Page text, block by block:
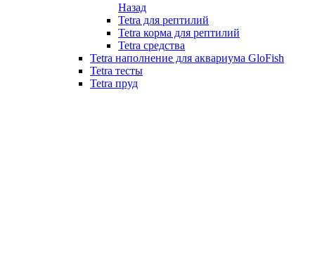
Назад
Tetra для рептилий
Tetra корма для рептилий
Tetra средства
Tetra наполнение для аквариума GloFish
Tetra тесты
Tetra пруд